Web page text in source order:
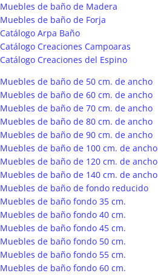
Muebles de baño de Madera
Muebles de baño de Forja
Catálogo Arpa Baño
Catálogo Creaciones Campoaras
Catálogo Creaciones del Espino
Muebles de baño de 50 cm. de ancho
Muebles de baño de 60 cm. de ancho
Muebles de baño de 70 cm. de ancho
Muebles de baño de 80 cm. de ancho
Muebles de baño de 90 cm. de ancho
Muebles de baño de 100 cm. de ancho
Muebles de baño de 120 cm. de ancho
Muebles de baño de 140 cm. de ancho
Muebles de baño de fondo reducido
Muebles de baño fondo 35 cm.
Muebles de baño fondo 40 cm.
Muebles de baño fondo 45 cm.
Muebles de baño fondo 50 cm.
Muebles de baño fondo 55 cm.
Muebles de baño fondo 60 cm.